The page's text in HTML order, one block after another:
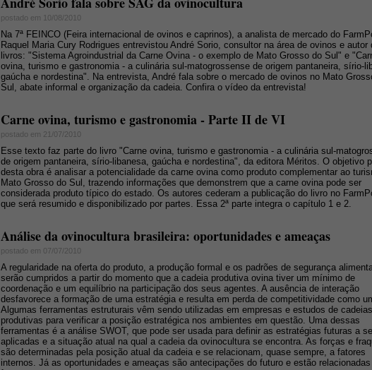
postado em 10/08/2010
Na 7ª FEINCO (Feira internacional de ovinos e caprinos), a analista de mercado do
Raquel Maria Cury Rodrigues entrevistou André Sorio, consultor na área de ovinos e autor
livros: "Sistema Agroindustrial da Carne Ovina - o exemplo de Mato Grosso do Sul" e
ovina, turismo e gastronomia - a culinária sul-matogrossense de origem pantaneira, sírio-
gaúcha e nordestina". Na entrevista, André fala sobre o mercado de ovinos no Mato
Sul, abate informal e organização da cadeia. Confira o vídeo da entrevista!
Carne ovina, turismo e gastronomia - Parte II de VI
postado em 21/07/2010
Esse texto faz parte do livro "Carne ovina, turismo e gastronomia - a culinária sul-
de origem pantaneira, sírio-libanesa, gaúcha e nordestina", da editora Méritos. O objetivo
desta obra é analisar a potencialidade da carne ovina como produto complementar ao
Mato Grosso do Sul, trazendo informações que demonstrem que a carne ovina pode ser
considerada produto típico do estado. Os autores cederam a publicação do livro no
que será resumido e disponibilizado por partes. Essa 2ª parte integra o capítulo 1 e 2.
Análise da ovinocultura brasileira: oportunidades e ameaças
postado em 07/07/2010
A regularidade na oferta do produto, a produção formal e os padrões de segurança
serão cumpridos a partir do momento que a cadeia produtiva ovina tiver um mínimo de
coordenação e um equilíbrio na participação dos seus agentes. A ausência de interação
desfavorece a formação de uma estratégia e resulta em perda de competitividade como
Algumas ferramentas estruturais vêm sendo utilizadas em empresas e estudos de cadeias
produtivas para verificar a posição estratégica nos ambientes em questão. Uma dessas
ferramentas é a análise SWOT, que pode ser usada para definir as estratégias futuras a
aplicadas e a situação atual na qual a cadeia da ovinocultura se encontra. As forças e
são determinadas pela posição atual da cadeia e se relacionam, quase sempre, a fatores
internos. Já as oportunidades e ameaças são antecipações do futuro e estão